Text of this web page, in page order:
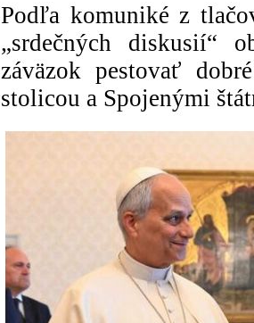
Podľa komuniké z
„srdečných diskusií“
záväzok pestovať
stolicou a Spojenými